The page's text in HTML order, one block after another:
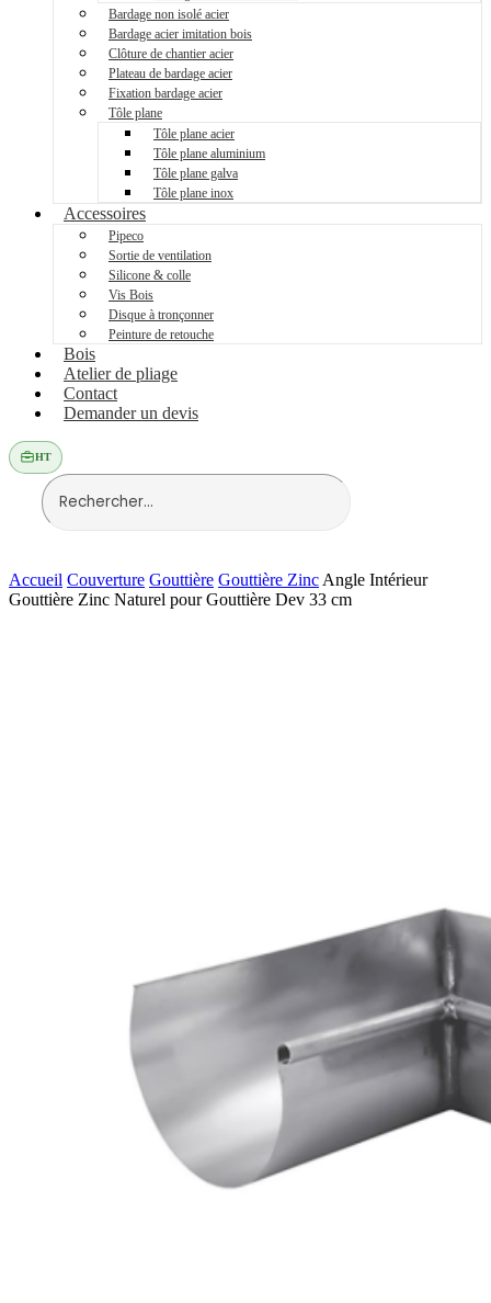
Bardage non isolé acier
Bardage acier imitation bois
Clôture de chantier acier
Plateau de bardage acier
Fixation bardage acier
Tôle plane
Tôle plane acier
Tôle plane aluminium
Tôle plane galva
Tôle plane inox
Accessoires
Pipeco
Sortie de ventilation
Silicone & colle
Vis Bois
Disque à tronçonner
Peinture de retouche
Bois
Atelier de pliage
Contact
Demander un devis
HT
Accueil Couverture Gouttière Gouttière Zinc Angle Intérieur
Gouttière Zinc Naturel pour Gouttière Dev 33 cm